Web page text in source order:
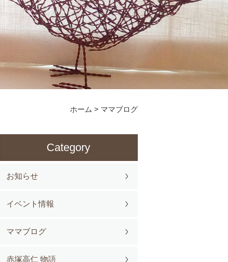
ホーム > ママブログ
Category
お知らせ
イベント情報
ママブログ
赤塚高仁 物語